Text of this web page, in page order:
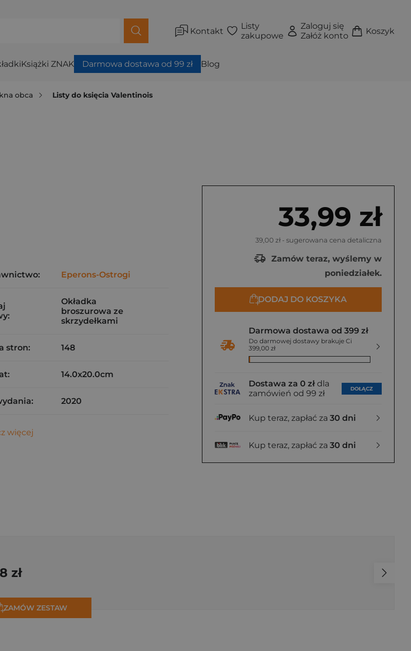
Kontakt
Listy
zakupowe
Zaloguj się
Załóż konto
Koszyk
Książki ZNAK Darmowa dostawa od 99 zł Blog
obca Listy do księcia Valentinois
33,99 zł
39,00 zł - sugerowana cena detaliczna
Zamów teraz, wyślemy w
poniedziałek.
DODAJ DO KOSZYKA
Darmowa dostawa od 399 zł
Do darmowej dostawy brakuje Ci
399,00 zł
Dostawa za 0 zł dla
zamówień od 99 zł
DOŁĄCZ
Kup teraz, zapłać za 30 dni
Kup teraz, zapłać za 30 dni
Eperons-Ostrogi
Okładka
broszurowa ze
skrzydełkami
stron: 148
14.0x20.0cm
2020
więcej
zł
ZAMÓW ZESTAW